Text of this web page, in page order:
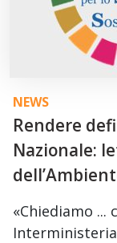
NEWS
Rendere
Nazionale:
«Chiediamo ...